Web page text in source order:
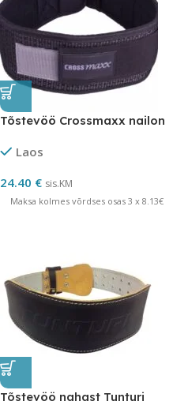
Tõstevöö Crossmaxx nailon
Laos
24.40 € sis.KM
Maksa kolmes võrdses osas 3 x 8.13€
Tõstevöö nahast Tunturi